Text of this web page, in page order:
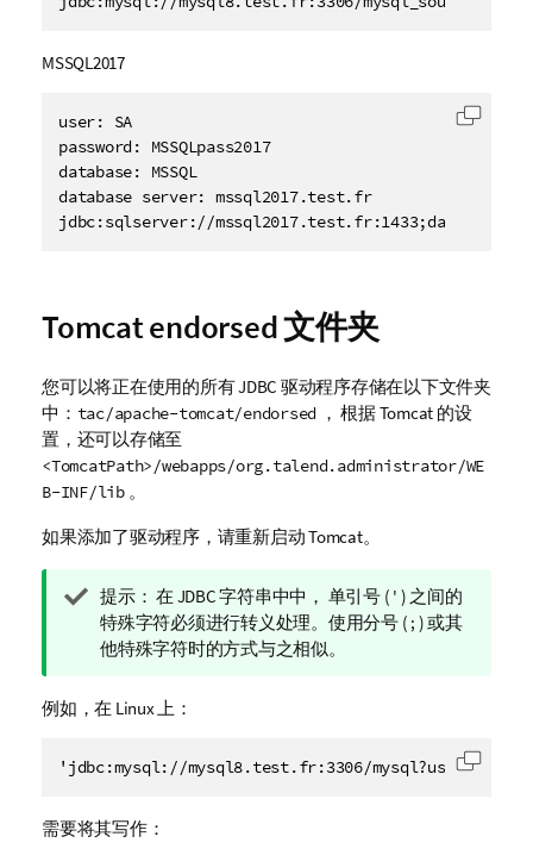
MSSQL2017
user: SA
password: MSSQLpass2017
database: MSSQL
database server: mssql2017.test.fr
复制代
Tomcat endorsed 文件夹
您可以将正在使用的所有 JDBC 驱动程序存储在以下文件夹
中： tac/apache-tomcat/endorsed ， 根据 Tomcat 的设
置，还可以存储至
<TomcatPath>/webapps/org.talend.administrator/WE
B-INF/lib。
如果添加了驱动程序，请重新启动 Tomcat。
信
息
注
提示： 在 JDBC 字符串中中， 单引号 ( ' ) 之间的
特殊字符必须进行转义处理。使用分号 ( ; ) 或其
他特殊字符时的方式与之相似。
例如，在 Linux 上：
'jdbc:mysql://mysql8.test.fr:3306/ 复制代
需要将其写作：